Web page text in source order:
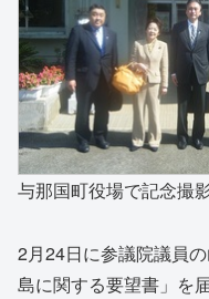
与那国町役場で記念撮影
2月24日に参議院議員
島に関する要望書」を